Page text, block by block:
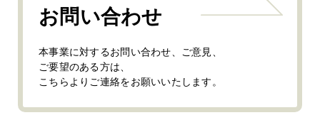
お問い合わせ
本事業に対するお問い合わせ、ご意見、
ご要望のある方は、
こちらよりご連絡をお願いいたします。